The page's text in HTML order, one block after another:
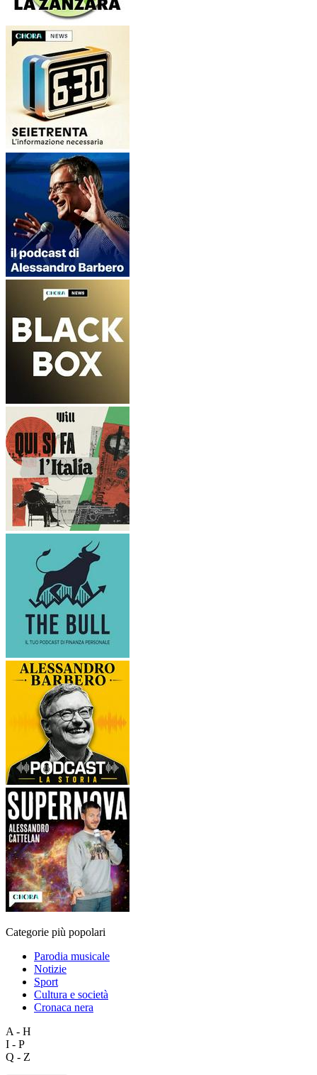
Categorie più popolari
Parodia musicale
Notizie
Sport
Cultura e società
Cronaca nera
A - H
I - P
Q - Z